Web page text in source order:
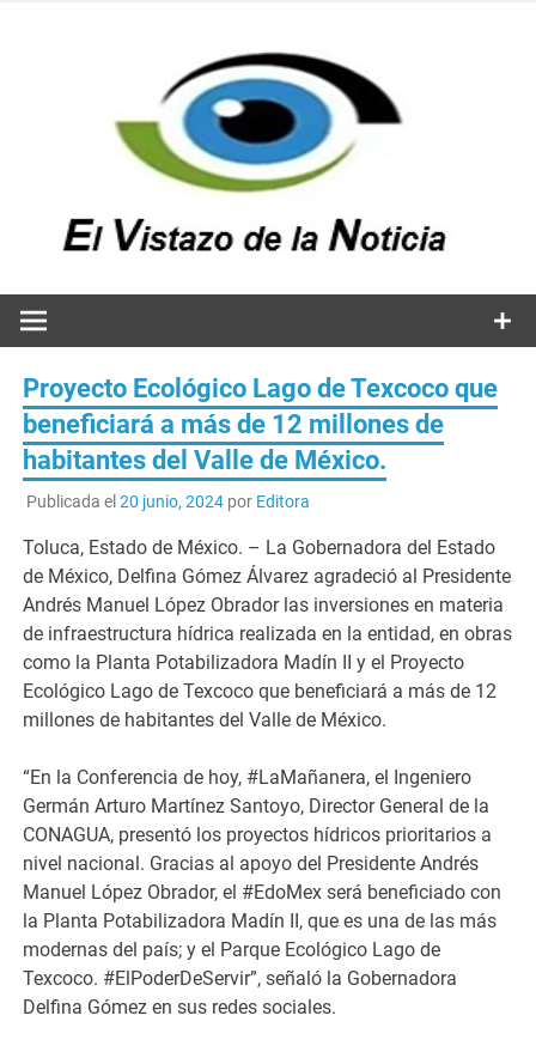
Proyecto Ecológico Lago de Texcoco que
beneficiará a más de 12 millones de
habitantes del Valle de México.
Publicada el 20 junio, 2024por Editora
Toluca, Estado de México. – La Gobernadora del Estado
de México, Delfina Gómez Álvarez agradeció al Presidente
Andrés Manuel López Obrador las inversiones en materia
de infraestructura hídrica realizada en la entidad, en obras
como la Planta Potabilizadora Madín II y el Proyecto
Ecológico Lago de Texcoco que beneficiará a más de 12
millones de habitantes del Valle de México.
“En la Conferencia de hoy, #LaMañanera, el Ingeniero
Germán Arturo Martínez Santoyo, Director General de la
CONAGUA, presentó los proyectos hídricos prioritarios a
nivel nacional. Gracias al apoyo del Presidente Andrés
Manuel López Obrador, el #EdoMex será beneficiado con
la Planta Potabilizadora Madín II, que es una de las más
modernas del país; y el Parque Ecológico Lago de
Texcoco. #ElPoderDeServir”, señaló la Gobernadora
Delfina Gómez en sus redes sociales.